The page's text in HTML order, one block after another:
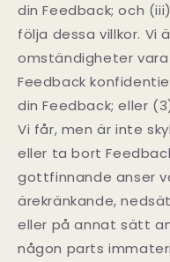
din Feedback; och
följa dessa villkor. Vi
omständigheter
Feedback
din Feedback; eller
Vi får, men är inte
eller ta bort
gottfinnande anser
ärekränkande,
eller på annat sätt
någon parts